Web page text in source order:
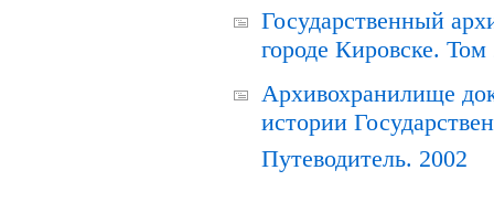
Государственный
городе Кировске.
Архивохранилище
истории
Путеводитель. 2002